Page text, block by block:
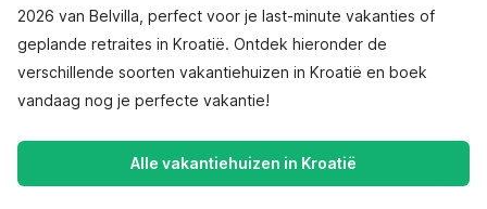
2026 van Belvilla, perfect voor je last-minute vakanties of
geplande retraites in Kroatië. Ontdek hieronder de
verschillende soorten vakantiehuizen in Kroatië en boek
vandaag nog je perfecte vakantie!
Alle vakantiehuizen in Kroatië